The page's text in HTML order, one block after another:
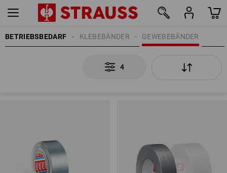
BETRIEBSBEDARF GEWEBEBÄNDER
KLEBEBÄNDER
4